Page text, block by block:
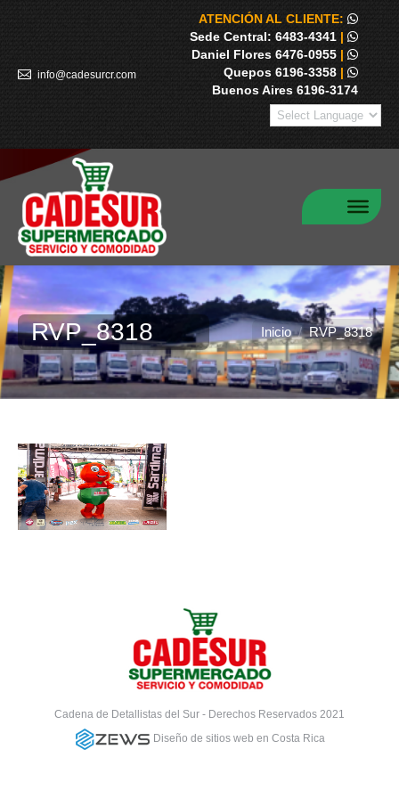
info@cadesurcr.com
ATENCIÓN AL CLIENTE:
Sede Central: 6483-4341 |
Daniel Flores 6476-0955 |
Quepos 6196-3358 |
Buenos Aires 6196-3174
RVP_8318 Estás aquí:Inicio RVP_8318
Cadena de Detallistas del Sur - Derechos Reservados 2021
Diseño de sitios web en Costa Rica